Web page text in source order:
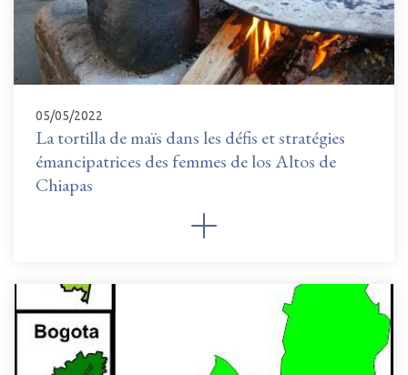
05/05/2022
La tortilla de maïs dans les défis et stratégies
émancipatrices des femmes de los Altos de
Chiapas